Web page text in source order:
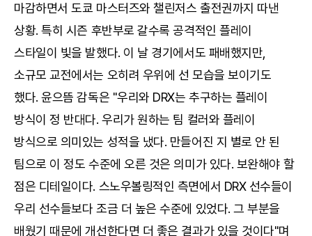
마감하면서 도쿄 마스터즈와 챌린저스 출전권까지 따낸
상황. 특히 시즌 후반부로 갈수록 공격적인 플레이
스타일이 빛을 발했다. 이 날 경기에서도 패배했지만,
소규모 교전에서는 오히려 우위에 선 모습을 보이기도
했다. 윤으뜸 감독은 "우리와 DRX는 추구하는 플레이
방식이 정 반대다. 우리가 원하는 팀 컬러와 플레이
방식으로 의미있는 성적을 냈다. 만들어진 지 별로 안 된
팀으로 이 정도 수준에 오른 것은 의미가 있다. 보완해야 할
점은 디테일이다. 스노우볼링적인 측면에서 DRX 선수들이
우리 선수들보다 조금 더 높은 수준에 있었다. 그 부분을
배웠기 때문에 개선한다면 더 좋은 결과가 있을 것이다"며